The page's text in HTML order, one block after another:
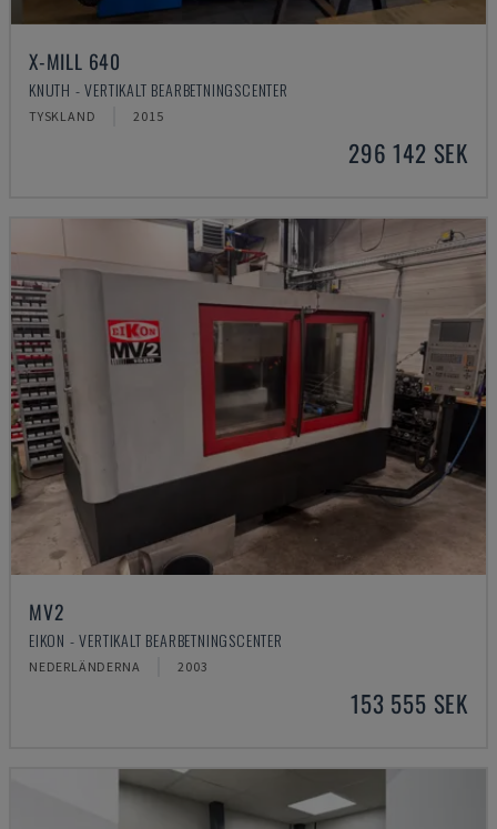
X-MILL 640
KNUTH - VERTIKALT BEARBETNINGSCENTER
TYSKLAND 2015
296 142 SEK
MV2
EIKON - VERTIKALT BEARBETNINGSCENTER
NEDERLÄNDERNA 2003
153 555 SEK